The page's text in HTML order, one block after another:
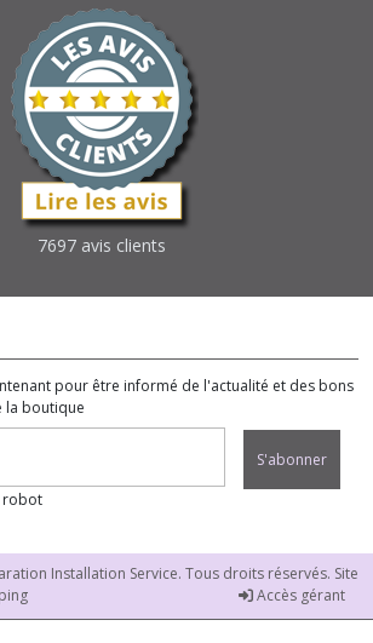
7697 avis clients
pour être informé de l'actualité et des bons
la boutique
S'abonner
robot
Installation Service. Tous droits réservés. Site
Accès gérant